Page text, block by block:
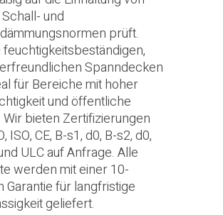
und
prüft.
Spanndecken
für Bereiche mit hoher
und öffentliche
Wir bieten Zertifizierungen
ISO, CE, B-s1, d0, B-s2, d0,
ULC auf Anfrage. Alle
werden mit einer 10-
Garantie für langfristige
geliefert.